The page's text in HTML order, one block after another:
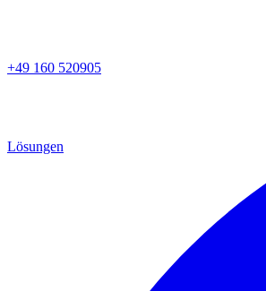
+49 160 520905
Lösungen